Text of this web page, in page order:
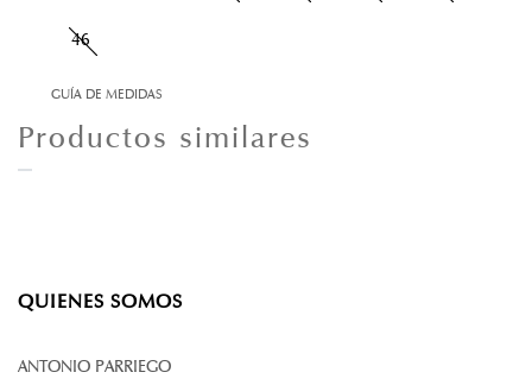
46
GUÍA DE MEDIDAS
Productos similares
QUIENES SOMOS
ANTONIO PARRIEGO